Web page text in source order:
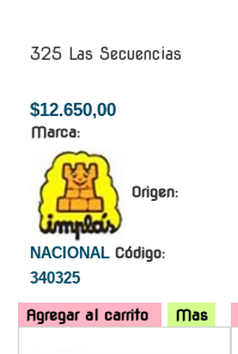
325 Las Secuencias
$12.650,00
Marca:
Origen:
NACIONAL Código:
340325
Agregar al carrito Mas